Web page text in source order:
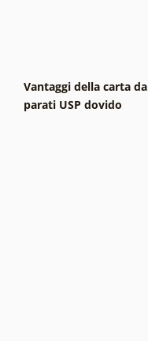
Vantaggi della carta da
parati USP dovido